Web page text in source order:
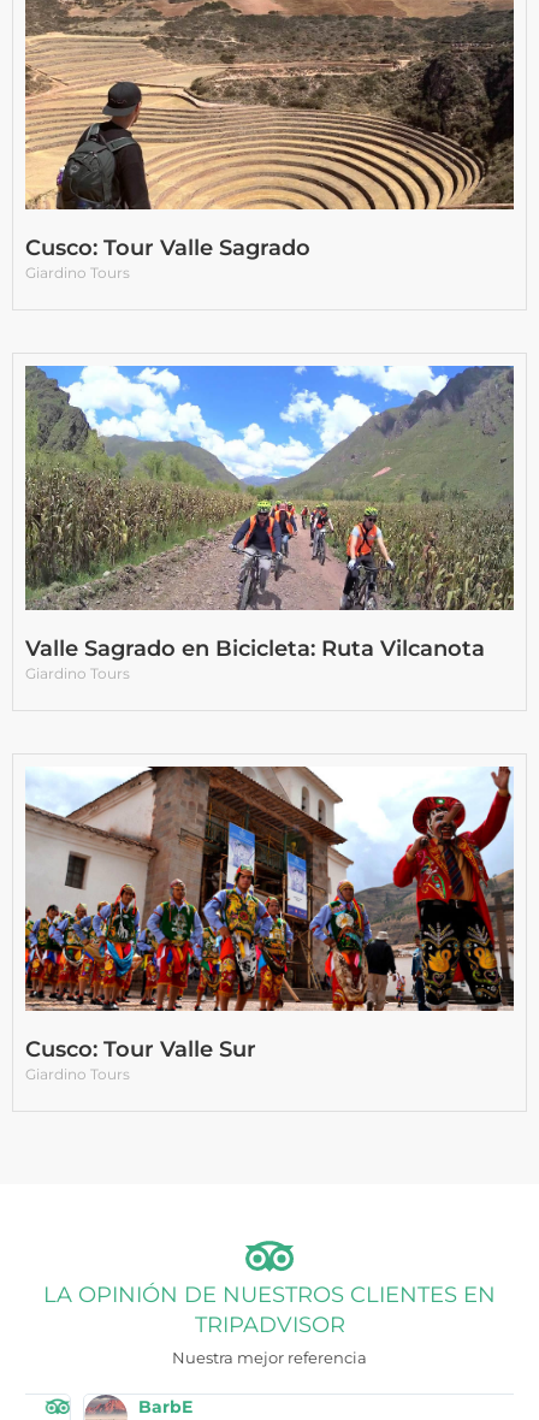
Cusco: Tour Valle Sagrado
Giardino Tours
Valle Sagrado en Bicicleta: Ruta Vilcanota
Giardino Tours
Cusco: Tour Valle Sur
Giardino Tours
LA OPINIÓN DE NUESTROS CLIENTES EN
TRIPADVISOR
Nuestra mejor referencia
BarbE